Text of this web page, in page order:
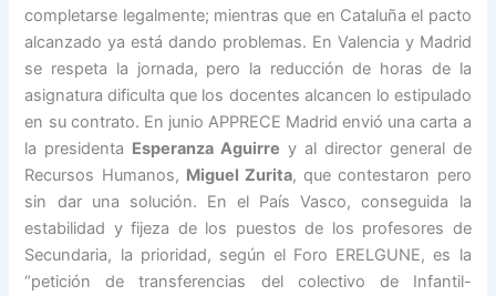
completarse legalmente; mientras que en Cataluña el pacto
alcanzado ya está dando problemas. En Valencia y Madrid
se respeta la jornada, pero la reducción de horas de la
asignatura dificulta que los docentes alcancen lo estipulado
en su contrato. En junio APPRECE Madrid envió una carta a
la presidenta Esperanza Aguirre y al director general de
Recursos Humanos, Miguel Zurita, que contestaron pero
sin dar una solución. En el País Vasco, conseguida la
estabilidad y fijeza de los puestos de los profesores de
Secundaria, la prioridad, según el Foro ERELGUNE, es la
“petición de transferencias del colectivo de Infantil-